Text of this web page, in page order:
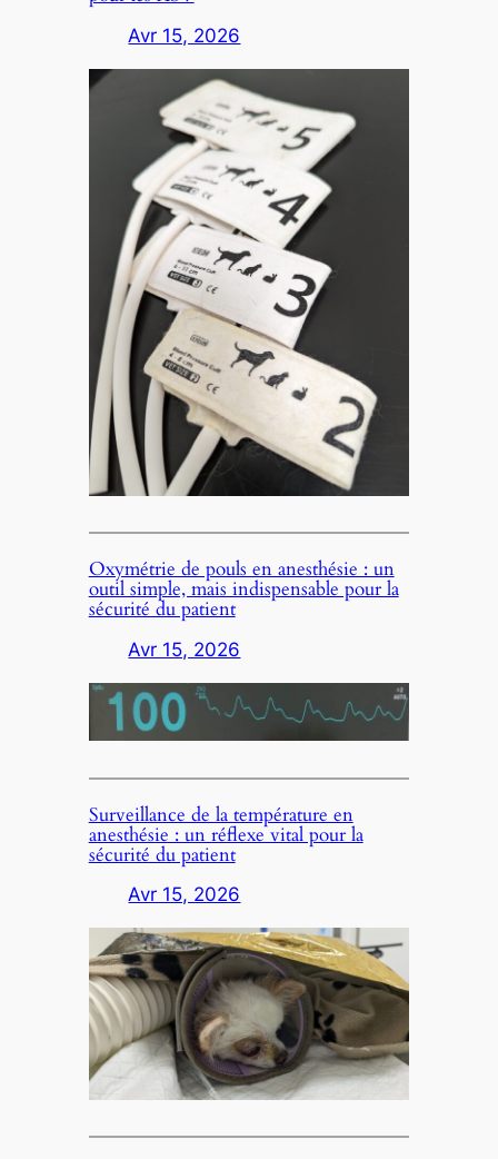
Avr 15, 2026
Oxymétrie de pouls en anesthésie : un
outil simple, mais indispensable pour la
sécurité du patient
Avr 15, 2026
Surveillance de la température en
anesthésie : un réflexe vital pour la
sécurité du patient
Avr 15, 2026